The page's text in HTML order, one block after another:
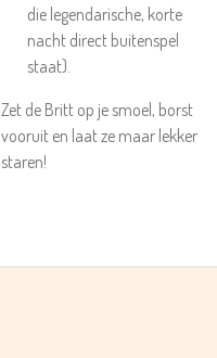
die legendarische, korte
nacht direct buitenspel
staat).
Zet de Britt op je smoel, borst
vooruit en laat ze maar lekker
staren!